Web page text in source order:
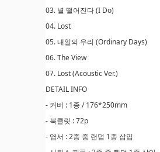
03. 별 떨어진다 (I Do)
04. Lost
05. 내일의 우리 (Ordinary Days)
06. The View
07. Lost (Acoustic Ver.)
DETAIL INFO
- 커버 : 1종 / 176*250mm
- 북클릿 : 72p
- 엽서 : 2종 중 랜덤 1종 삽입